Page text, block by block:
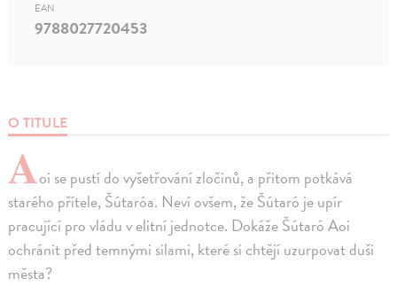
O TITULE
Aoi se pustí do vyšetřování zločinů, a přitom potkává
starého přítele, Šútaróa. Neví ovšem, že Šútaró je upír
pracující pro vládu v elitní jednotce. Dokáže Šútaró Aoi
ochránit před temnými silami, které si chtějí uzurpovat duši
města?
EAN
9788027720453